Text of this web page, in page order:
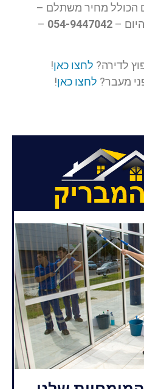
הכולל מחיר משתלם –
–
054-9447042
–
לדירה? לחצו כאן!
מעבר? לחצו כאן!